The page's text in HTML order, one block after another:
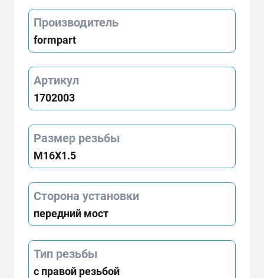
Производитель
formpart
Артикул
1702003
Размер резьбы
M16X1.5
Сторона установки
передний мост
Тип резьбы
с правой резьбой